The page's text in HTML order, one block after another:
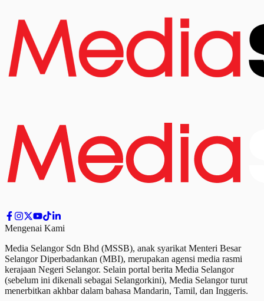
Mengenai Kami
Media Selangor Sdn Bhd (MSSB), anak syarikat Menteri Besar
Selangor Diperbadankan (MBI), merupakan agensi media rasmi
kerajaan Negeri Selangor. Selain portal berita Media Selangor
(sebelum ini dikenali sebagai Selangorkini), Media Selangor turut
menerbitkan akhbar dalam bahasa Mandarin, Tamil, dan Inggeris.